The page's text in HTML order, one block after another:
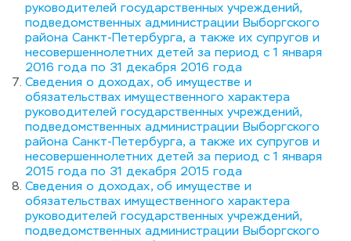
руководителей государственных учреждений,
подведомственных администрации Выборгского
района Санкт-Петербурга, а также их супругов и
несовершеннолетних детей за период с 1 января
2016 года по 31 декабря 2016 года
Сведения о доходах, об имуществе и
обязательствах имущественного характера
руководителей государственных учреждений,
подведомственных администрации Выборгского
района Санкт-Петербурга, а также их супругов и
несовершеннолетних детей за период с 1 января
2015 года по 31 декабря 2015 года
Сведения о доходах, об имуществе и
обязательствах имущественного характера
руководителей государственных учреждений,
подведомственных администрации Выборгского